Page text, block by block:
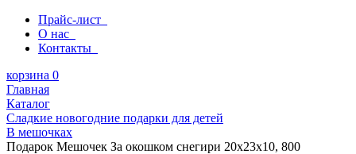
Прайс-лист
О нас
Контакты
корзина 0
Главная
Каталог
Сладкие новогодние подарки для детей
В мешочках
Подарок Мешочек За окошком снегири 20х23х10, 800